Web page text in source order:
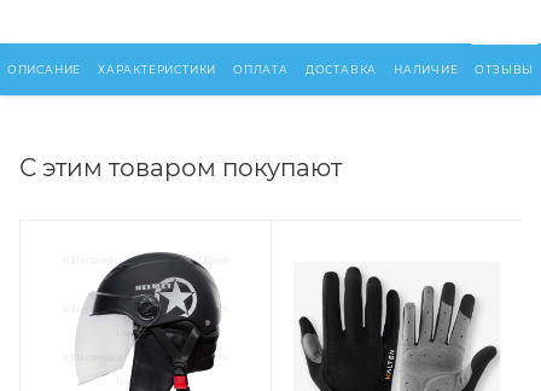
ОПИСАНИЕ ХАРАКТЕРИСТИКИ ОПЛАТА ДОСТАВКА НАЛИЧИЕ ОТЗЫВЫ
С этим товаром покупают